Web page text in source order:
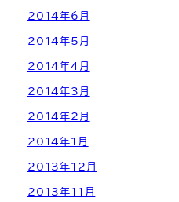
2014年6月
2014年5月
2014年4月
2014年3月
2014年2月
2014年1月
2013年12月
2013年11月